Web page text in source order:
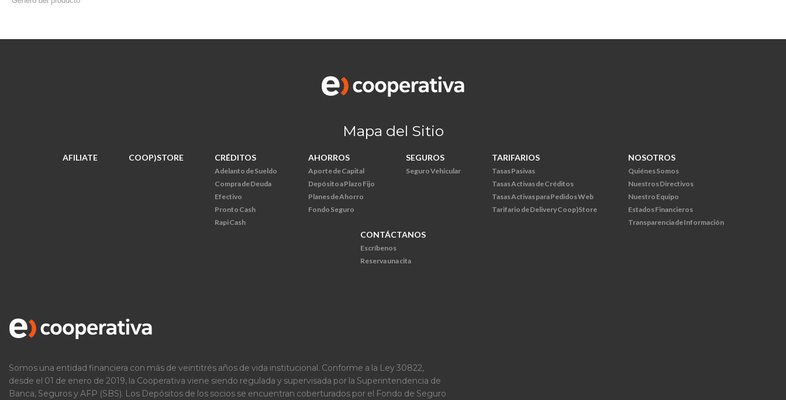
Mapa del Sitio
AFILIATE COOP)STORE CRÉDITOS
Adelanto de Sueldo
Compra de Deuda
Efectivo
Pronto Cash
Rapi Cash
AHORROS
Aporte de Capital
Depósito a Plazo Fijo
Planes de Ahorro
Fondo Seguro
SEGUROS
Seguro Vehicular
TARIFARIOS
Tasas Pasivas
Tasas Activas de Créditos
Tasas Activas para Pedidos Web
Tarifario de Delivery Coop)Store
NOSOTROS
Quiénes Somos
Nuestros Directivos
Nuestro Equipo
Estados Financieros
Transparencia de Información
CONTÁCTANOS
Escríbenos
Reserva una cita
Somos una entidad financiera con más de veintitrés años de vida institucional. Conforme a la Ley 30822,
desde el 01 de enero de 2019, la Cooperativa viene siendo regulada y supervisada por la Superintendencia de
Banca, Seguros y AFP (SBS). Los Depósitos de los socios se encuentran coberturados por el Fondo de Seguro